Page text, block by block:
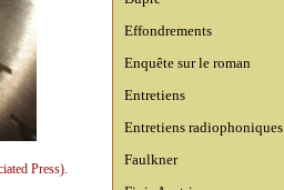
Effondrements
Enquête sur le roman
Entretiens
Entretiens radiophoniques
Faulkner
Press).